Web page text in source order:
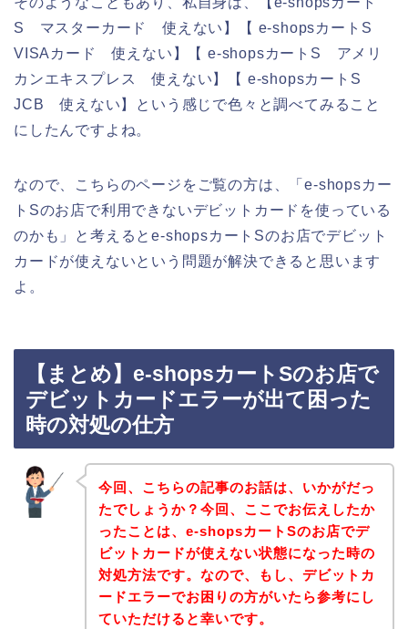
S マスターカード 使えない】【 e-shopsカートS
VISAカード 使えない】【 e-shopsカートS アメリ
カンエキスプレス 使えない】【 e-shopsカートS
JCB 使えない】という感じで色々と調べてみること
にしたんですよね。
なので、こちらのページをご覧の方は、「e-shopsカー
トSのお店で利用できないデビットカードを使っている
のかも」と考えるとe-shopsカートSのお店でデビット
カードが使えないという問題が解決できると思います
よ。
【まとめ】e-shopsカートSのお店で
デビットカードエラーが出て困った
時の対処の仕方
今回、こちらの記事のお話は、いかがだっ
たでしょうか？今回、ここでお伝えしたか
ったことは、e-shopsカートSのお店でデ
ビットカードが使えない状態になった時の
対処方法です。なので、もし、デビットカ
ードエラーでお困りの方がいたら参考にし
ていただけると幸いです。